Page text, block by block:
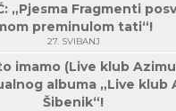
„Pjesma Fragmenti
preminulom tati“!
27. SVIBANJ
imamo (Live klub
albuma „Live klub
Šibenik“!